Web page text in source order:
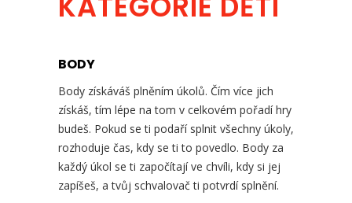
BODY
Body získáváš plněním úkolů. Čím více jich
získáš, tím lépe na tom v celkovém pořadí hry
budeš. Pokud se ti podaří splnit všechny úkoly,
rozhoduje čas, kdy se ti to povedlo. Body za
každý úkol se ti započítají ve chvíli, kdy si jej
zapíšeš, a tvůj schvalovač ti potvrdí splnění.